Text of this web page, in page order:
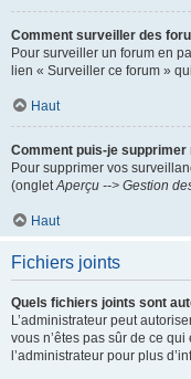
Comment surveiller des
Pour surveiller un forum en
lien « Surveiller ce forum »
Haut
Comment puis-je
Pour supprimer vos
(ongletAperçu --> Gestion
Haut
Fichiers joints
Quels fichiers joints sont
L’administrateur peut
vous n’êtes pas sûr de ce
l’administrateur pour plus